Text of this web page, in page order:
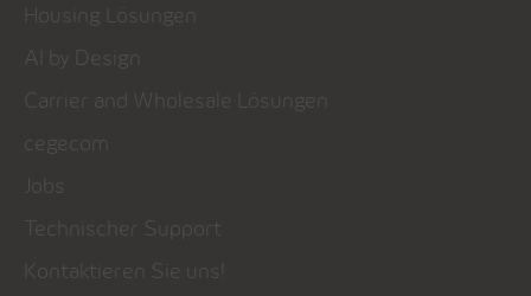
Housing Lösungen
AI by Design
Carrier and Wholesale Lösungen
cegecom
Jobs
Technischer Support
Kontaktieren Sie uns!